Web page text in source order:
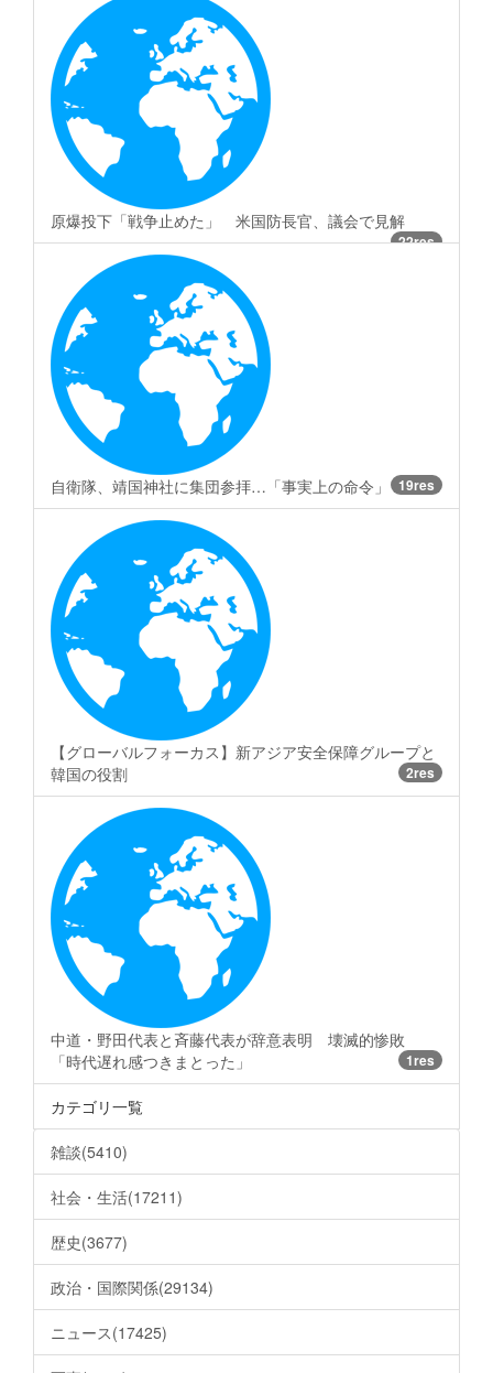
原爆投下「戦争止めた」 米国防長官、議会で見解
22res
自衛隊、靖国神社に集団参拝…「事実上の命令」 19res
【グローバルフォーカス】新アジア安全保障グループと
韓国の役割
2res
中道・野田代表と斉藤代表が辞意表明 壊滅的惨敗
「時代遅れ感つきまとった」
1res
カテゴリ一覧
雑談(5410)
社会・生活(17211)
歴史(3677)
政治・国際関係(29134)
ニュース(17425)